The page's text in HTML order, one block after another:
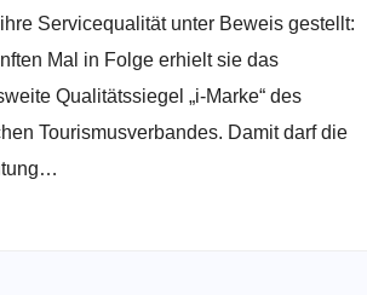
Servicequalität unter Beweis gestellt:
Mal in Folge erhielt sie das
Qualitätssiegel „i-Marke“ des
Tourismusverbandes. Damit darf die